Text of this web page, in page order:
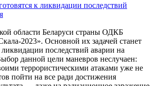
к ликвидации последствий
области Беларуси страны ОДКБ
2023». Основной их задачей станет
последствий аварии на
данной цели маневров неслучаен:
террористическими атаками уже не
пойти на все ради достижения